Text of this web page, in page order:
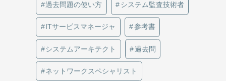
過去問題の使い方 システム監査技術者
ITサービスマネージャ 参考書
システムアーキテクト 過去問
ネットワークスペシャリスト